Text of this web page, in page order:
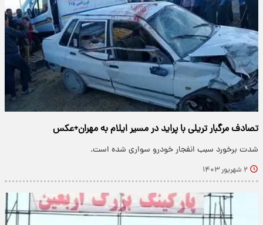
تصادف مرگبار تریلی با پراید در مسیر ایلام به مهران+عکس
شدت برخورد سبب انفجار خودرو سواری شده است.
۲ شهریور ۱۴۰۳